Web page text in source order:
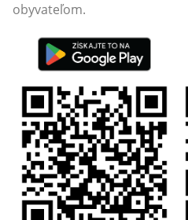
obyvateľom.